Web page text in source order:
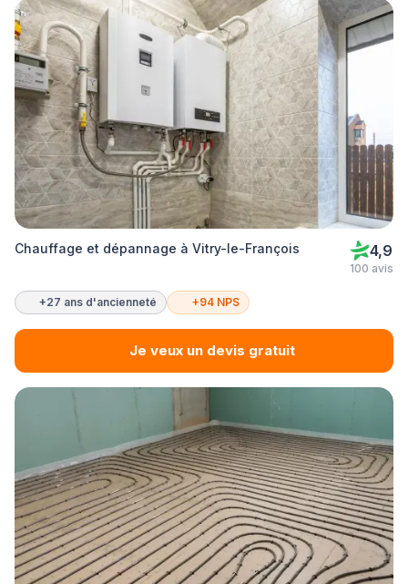
Chauffage et dépannage à Vitry-le-François 4,9
100 avis
+27 ans d'ancienneté +94 NPS
Je veux un devis gratuit